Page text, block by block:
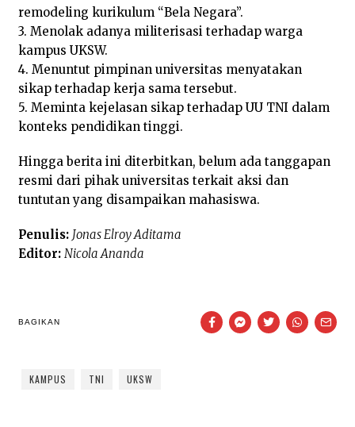
remodeling kurikulum “Bela Negara”.
3. Menolak adanya militerisasi terhadap warga
kampus UKSW.
4. Menuntut pimpinan universitas menyatakan
sikap terhadap kerja sama tersebut.
5. Meminta kejelasan sikap terhadap UU TNI dalam
konteks pendidikan tinggi.
Hingga berita ini diterbitkan, belum ada tanggapan
resmi dari pihak universitas terkait aksi dan
tuntutan yang disampaikan mahasiswa.
Penulis: Jonas Elroy Aditama
Editor: Nicola Ananda
BAGIKAN
KAMPUS TNI UKSW